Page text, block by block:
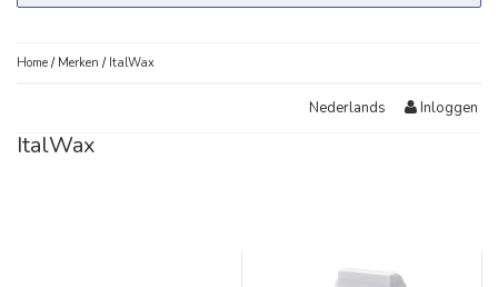
Home / Merken / ItalWax
Nederlands Inloggen
ItalWax